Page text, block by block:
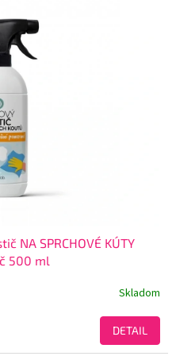
NA SPRCHOVÉ KÚTY
500 ml
Skladom
DETAIL